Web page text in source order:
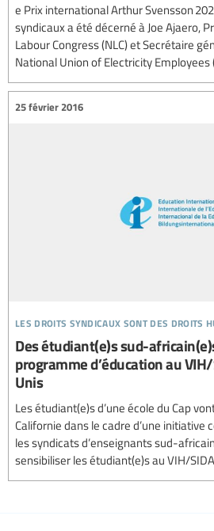
e Prix international Arthur Svensson
syndicaux a été décerné à Joe Ajaero,
Labour Congress (NLC) et Secrétaire
National Union of Electricity Employees
les droits syndicaux sont des droits
25 février 2016
Des étudiant(e)s sud-
programme d’éducation au
Unis
Les étudiant(e)s d’une école du Cap
Californie dans le cadre d’une initiative
les syndicats d’enseignants sud-
sensibiliser les étudiant(e)s au VIH/